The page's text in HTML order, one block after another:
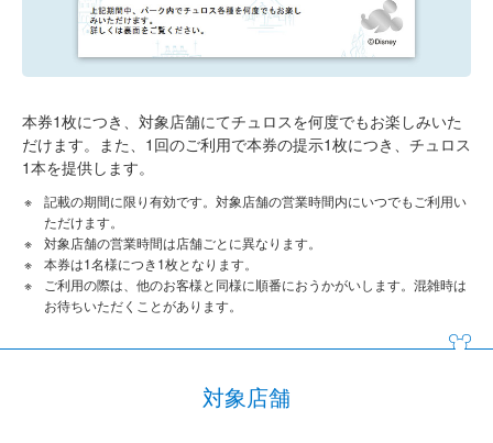
本券1枚につき、対象店舗にてチュロスを何度でもお楽しみいた
だけます。また、1回のご利用で本券の提示1枚につき、チュロス
1本を提供します。
記載の期間に限り有効です。対象店舗の営業時間内にいつでもご利用い
ただけます。
対象店舗の営業時間は店舗ごとに異なります。
本券は1名様につき1枚となります。
ご利用の際は、他のお客様と同様に順番におうかがいします。混雑時は
お待ちいただくことがあります。
対象店舗